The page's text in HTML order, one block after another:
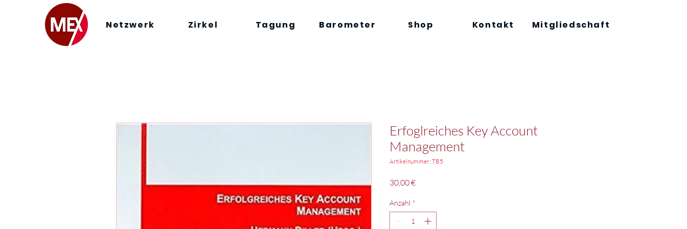
Netzwerk Zirkel Tagung Barometer Shop Kontakt Mitgliedschaft
Erfoglreiches Key Account
Management
Artikelnummer: TB5
30,00 €Preis
Anzahl *